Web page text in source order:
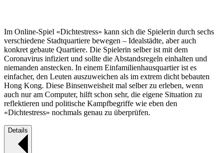
Im Online-Spiel «Dichtestress» kann sich die Spielerin durch sechs
verschiedene Stadtquartiere bewegen – Idealstädte, aber auch
konkret gebaute Quartiere. Die Spielerin selber ist mit dem
Coronavirus infiziert und sollte die Abstandsregeln einhalten und
niemanden anstecken. In einem Einfamilienhausquartier ist es
einfacher, den Leuten auszuweichen als im extrem dicht bebauten
Hong Kong. Diese Binsenweisheit mal selber zu erleben, wenn
auch nur am Computer, hilft schon sehr, die eigene Situation zu
reflektieren und politische Kampfbegriffe wie eben den
«Dichtestress» nochmals genau zu überprüfen.
Details